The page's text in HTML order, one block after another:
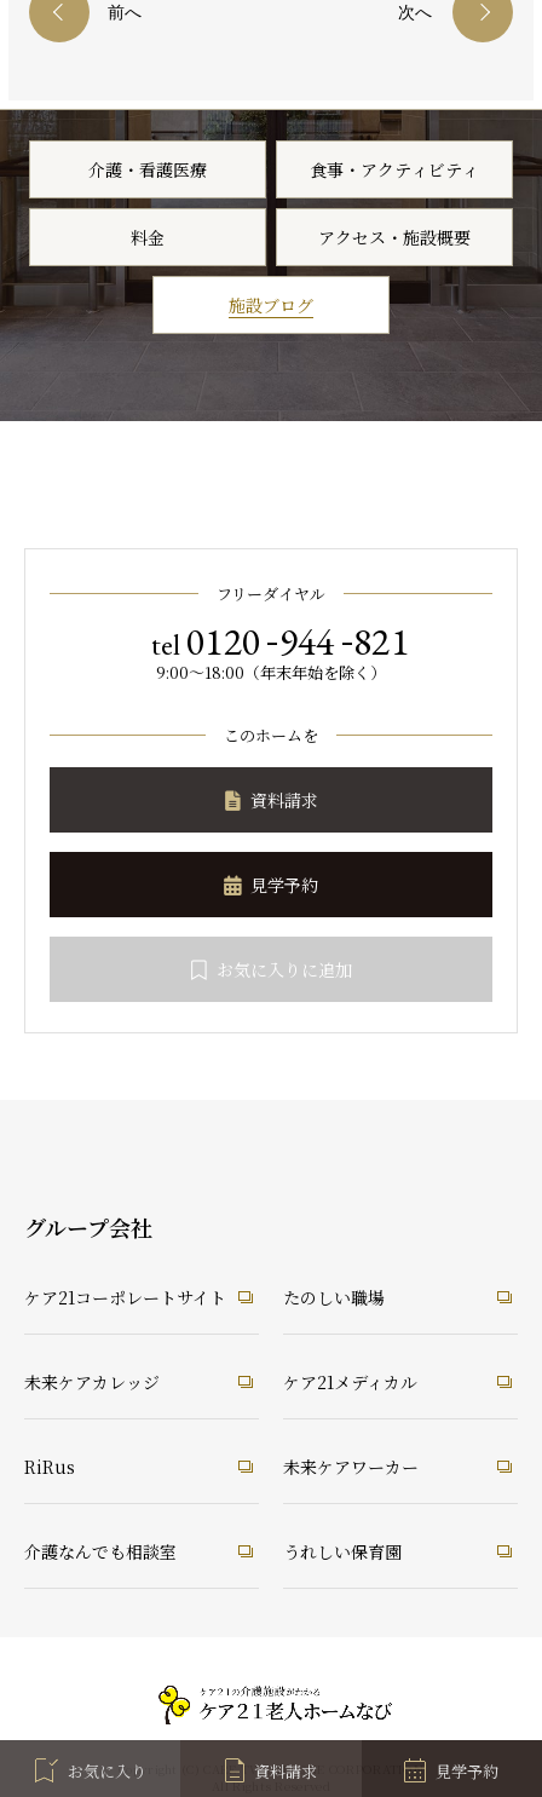
前へ 次へ
介護・看護医療 食事・アクティビティ
料金 アクセス・施設概要
施設ブログ
フリーダイヤル
tel0120-944-821
9:00～18:00（年末年始を除く）
このホームを
資料請求
見学予約
お気に入りに追加
グループ会社
ケア21コーポレートサイト たのしい職場
未来ケアカレッジ ケア21メディカル
RiRus 未来ケアワーカー
介護なんでも相談室 うれしい保育園
Copyright (C) CARE TWENTYONE CORPORATION
All Rights Reserved
お気に入り 資料請求 見学予約